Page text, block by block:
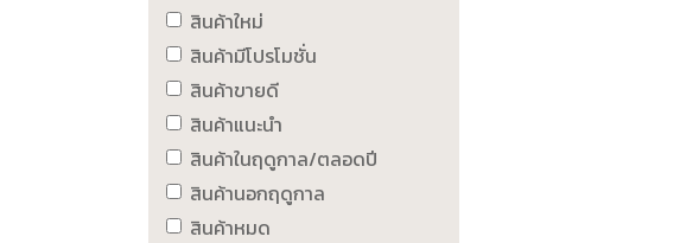
สินค้าใหม่
สินค้ามีโปรโมชั่น
สินค้าขายดี
สินค้าแนะนำ
สินค้าในฤดูกาล/ตลอดปี
สินค้านอกฤดูกาล
สินค้าหมด